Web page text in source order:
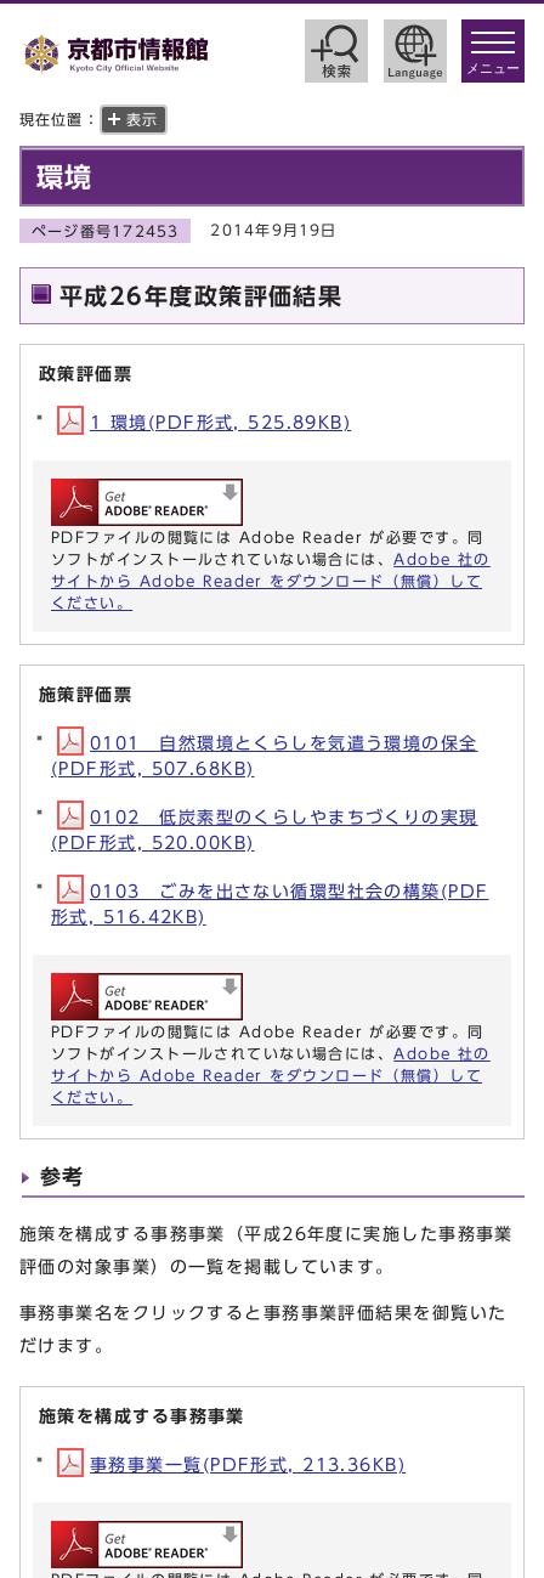
toggle
メニュー
現在位置： 表示
環境
ページ番号172453 2014年9月19日
平成26年度政策評価結果
政策評価票
1 環境(PDF形式, 525.89KB)
PDFファイルの閲覧には Adobe Reader が必要です。同
ソフトがインストールされていない場合には、 Adobe 社の
サイトから Adobe Reader をダウンロード（無償）して
ください。
施策評価票
0101 自然環境とくらしを気遣う環境の保全
(PDF形式, 507.68KB)
0102 低炭素型のくらしやまちづくりの実現
(PDF形式, 520.00KB)
0103 ごみを出さない循環型社会の構築(PDF
形式, 516.42KB)
PDFファイルの閲覧には Adobe Reader が必要です。同
ソフトがインストールされていない場合には、 Adobe 社の
サイトから Adobe Reader をダウンロード（無償）して
ください。
参考
施策を構成する事務事業（平成26年度に実施した事務事業
評価の対象事業）の一覧を掲載しています。
事務事業名をクリックすると事務事業評価結果を御覧いた
だけます。
施策を構成する事務事業
事務事業一覧(PDF形式, 213.36KB)